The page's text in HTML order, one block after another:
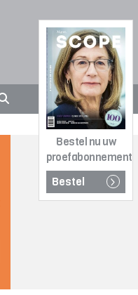
Bestel nu uw
proefabonnement
Bestel